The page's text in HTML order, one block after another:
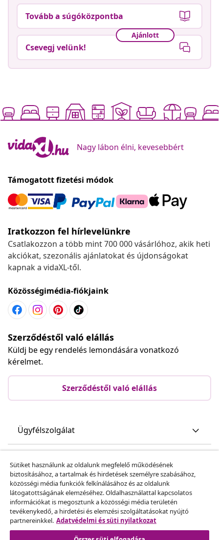
Tovább a súgóközpontba
Ajánlott
Csevegj velünk!
Nagy lábon élni, kevesebbért
Támogatott fizetési módok
Iratkozzon fel hírlevelünkre
Csatlakozzon a több mint 700 000 vásárlóhoz, akik heti
akciókat, szezonális ajánlatokat és újdonságokat
kapnak a vidaXL-től.
Közösségimédia-fiókjaink
Szerződéstől való elállás
Küldj be egy rendelés lemondására vonatkozó
kérelmet.
Szerződéstől való elállás
Ügyfélszolgálat
vidaXL
Fedezz fel többet
Sütiket használunk az oldalunk megfelelő működésének
biztosításához, a tartalmak és hirdetések személyre szabásához,
közösségi média funkciók felkínálásához és az oldalunk
látogatottságának elemzéséhez. Oldalhasználattal kapcsolatos
információkat is megosztunk a közösségi média területén
tevékenykedő, a hirdetési és elemzési szolgáltatásokat nyújtó
partnereinkkel. Adatvédelmi és süti nyilatkozat